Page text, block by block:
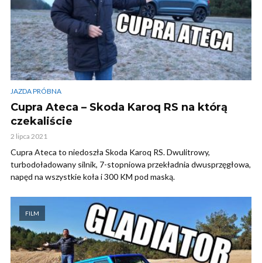
JAZDA PRÓBNA
Cupra Ateca – Skoda Karoq RS na którą
czekaliście
2 lipca 2021
Cupra Ateca to niedoszła Skoda Karoq RS. Dwulitrowy,
turbodoładowany silnik, 7-stopniowa przekładnia dwusprzęgłowa,
napęd na wszystkie koła i 300 KM pod maską.
FILM